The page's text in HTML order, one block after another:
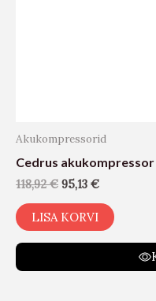
Akukompressorid
Cedrus
118,92€ 95,13 €
LISA KORVI